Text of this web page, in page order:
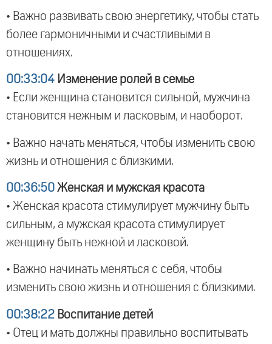
• Важно развивать свою энергетику, чтобы стать
более гармоничными и счастливыми в
отношениях.
00:33:04 Изменение ролей в семье
• Если женщина становится сильной, мужчина
становится нежным и ласковым, и наоборот.
• Важно начать меняться, чтобы изменить свою
жизнь и отношения с близкими.
00:36:50 Женская и мужская красота
• Женская красота стимулирует мужчину быть
сильным, а мужская красота стимулирует
женщину быть нежной и ласковой.
• Важно начинать меняться с себя, чтобы
изменить свою жизнь и отношения с близкими.
00:38:22 Воспитание детей
• Отец и мать должны правильно воспитывать